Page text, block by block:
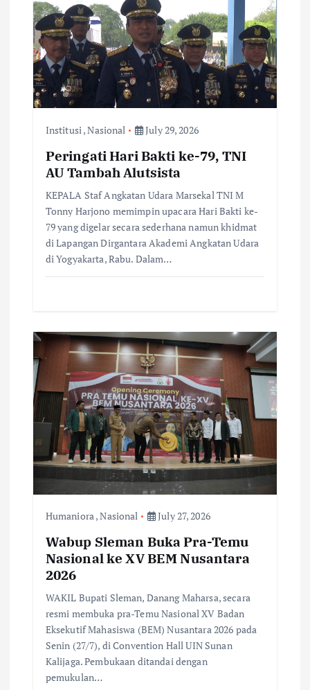
g
a
t
Institusi,Nasional July 29, 2026
Peringati Hari Bakti ke-79, TNI
AU Tambah Alutsista
KEPALA Staf Angkatan Udara Marsekal TNI M
Tonny Harjono memimpin upacara Hari Bakti ke-
79 yang digelar secara sederhana namun khidmat
di Lapangan Dirgantara Akademi Angkatan Udara
di Yogyakarta, Rabu. Dalam…
Humaniora,Nasional July 27, 2026
Wabup Sleman Buka Pra-Temu
Nasional ke XV BEM Nusantara
2026
WAKIL Bupati Sleman, Danang Maharsa, secara
resmi membuka pra-Temu Nasional XV Badan
Eksekutif Mahasiswa (BEM) Nusantara 2026 pada
Senin (27/7), di Convention Hall UIN Sunan
Kalijaga. Pembukaan ditandai dengan
pemukulan…